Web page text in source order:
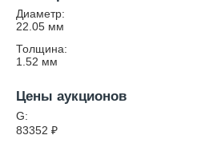
Диаметр:
22.05 мм
Толщина:
1.52 мм
Цены аукционов
G:
83352 ₽